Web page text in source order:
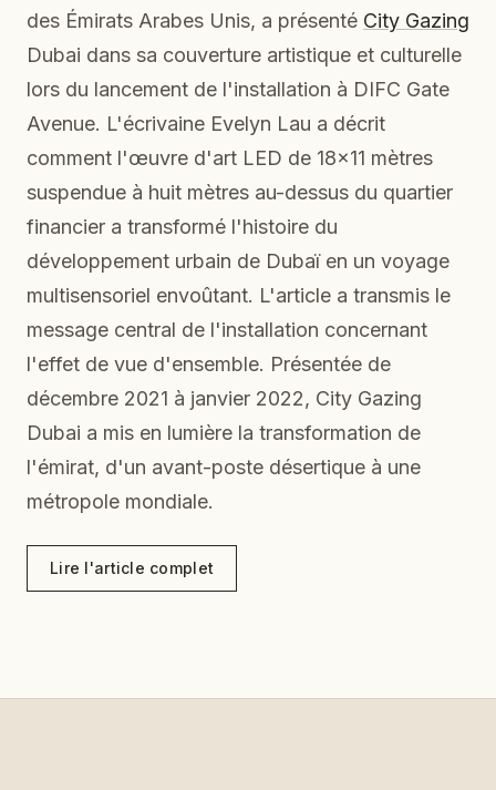
des Émirats Arabes Unis, a présenté City Gazing
Dubai dans sa couverture artistique et culturelle
lors du lancement de l'installation à DIFC Gate
Avenue. L'écrivaine Evelyn Lau a décrit
comment l'œuvre d'art LED de 18x11 mètres
suspendue à huit mètres au-dessus du quartier
financier a transformé l'histoire du
développement urbain de Dubaï en un voyage
multisensoriel envoûtant. L'article a transmis le
message central de l'installation concernant
l'effet de vue d'ensemble. Présentée de
décembre 2021 à janvier 2022, City Gazing
Dubai a mis en lumière la transformation de
l'émirat, d'un avant-poste désertique à une
métropole mondiale.
Lire l'article complet